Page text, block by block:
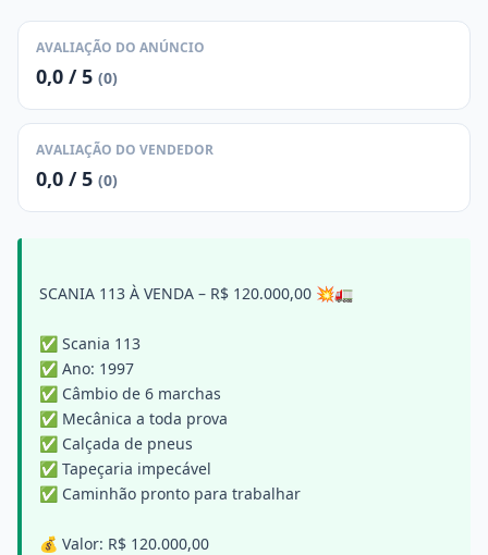
AVALIAÇÃO DO ANÚNCIO
0,0 / 5 (0)
AVALIAÇÃO DO VENDEDOR
0,0 / 5 (0)
SCANIA 113 À VENDA – R$ 120.000,00 💥🚛
✅ Scania 113
✅ Ano: 1997
✅ Câmbio de 6 marchas
✅ Mecânica a toda prova
✅ Calçada de pneus
✅ Tapeçaria impecável
✅ Caminhão pronto para trabalhar
💰 Valor: R$ 120.000,00